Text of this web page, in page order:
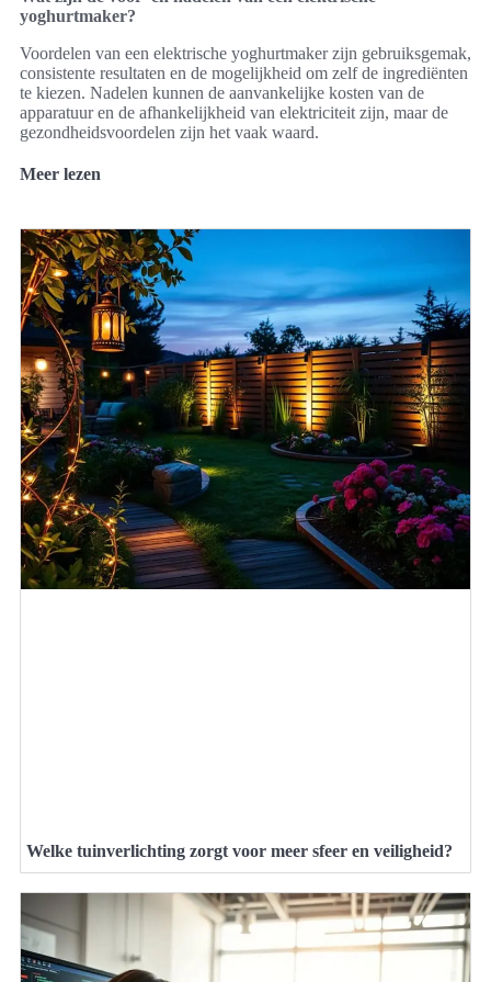
yoghurtmaker?
Voordelen van een elektrische yoghurtmaker zijn gebruiksgemak,
consistente resultaten en de mogelijkheid om zelf de ingrediënten
te kiezen. Nadelen kunnen de aanvankelijke kosten van de
apparatuur en de afhankelijkheid van elektriciteit zijn, maar de
gezondheidsvoordelen zijn het vaak waard.
Meer lezen
Welke tuinverlichting zorgt voor meer sfeer en veiligheid?